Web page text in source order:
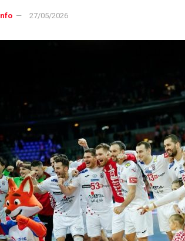
27/05/2026